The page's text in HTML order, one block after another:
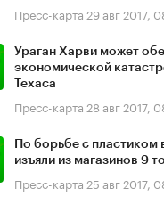
Пресс-карта 29 авг 2017,
Ураган Харви может
экономической
Техаса
Пресс-карта 28 авг 2017,
По борьбе с пластиком
изъяли из магазинов 9
Пресс-карта 25 авг 2017,